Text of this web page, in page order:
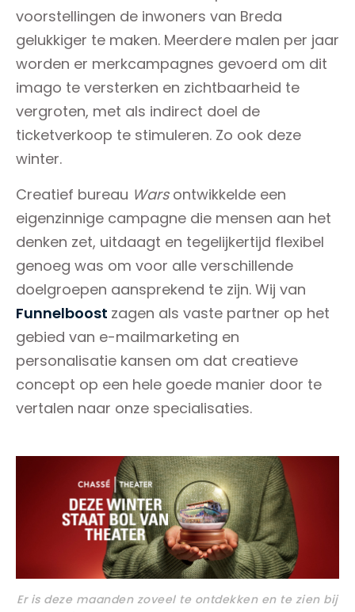
voorstellingen de inwoners van Breda
gelukkiger te maken. Meerdere malen per jaar
worden er merkcampagnes gevoerd om dit
imago te versterken en zichtbaarheid te
vergroten, met als indirect doel de
ticketverkoop te stimuleren. Zo ook deze
winter.
Creatief bureau Warsontwikkelde een
eigenzinnige campagne die mensen aan het
denken zet, uitdaagt en tegelijkertijd flexibel
genoeg was om voor alle verschillende
doelgroepen aansprekend te zijn. Wij van
Funnelboost zagen als vaste partner op het
gebied van e-mailmarketing en
personalisatie kansen om dat creatieve
concept op een hele goede manier door te
vertalen naar onze specialisaties.
Er is deze maanden zoveel te ontdekken en te zien bij